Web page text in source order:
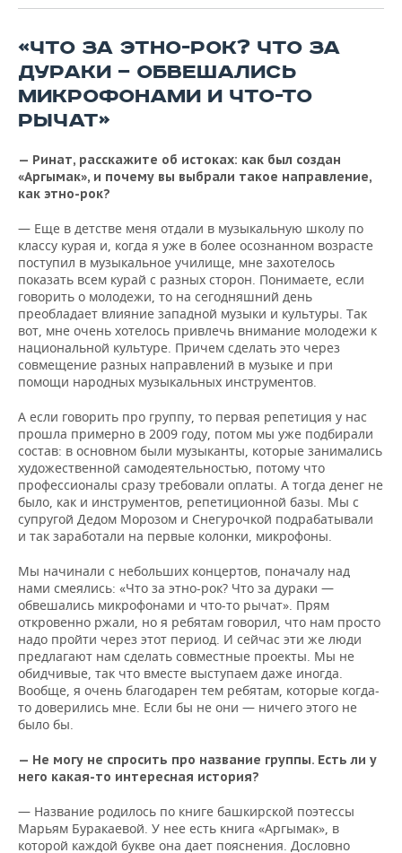
ОТКРЫТАЯ ЛЕКЦИЯ
БАСКЕТБОЛ
ВОЛЕЙБОЛ
КИБЕРСПОРТ
ФИГУРНОЕ КАТАНИЕ
ВОДНЫЕ ВИДЫ СПОРТА
ХОККЕЙ С МЯЧОМ
ИНФРАСТРУКТУРА
ИСТОРИЯ
КУЛЬТУРА
МЕДИЦИНА
ОБРАЗОВАНИЕ
ПРОИСШЕСТВИЯ
СПРАВОЧНИК
СПИСОК ПЕРСОН
СПИСОК КОМПАНИЙ
ПОЛНАЯ ВЕРСИЯ
«ЧТО ЗА ЭТНО-РОК? ЧТО ЗА
ДУРАКИ — ОБВЕШАЛИСЬ
МИКРОФОНАМИ И ЧТО-ТО
РЫЧАТ»
— Ринат, расскажите об истоках: как был создан
«Аргымак», и почему вы выбрали такое направление,
как этно-рок?
— Еще в детстве меня отдали в музыкальную школу по
классу курая и, когда я уже в более осознанном возрасте
поступил в музыкальное училище, мне захотелось
показать всем курай с разных сторон. Понимаете, если
говорить о молодежи, то на сегодняшний день
преобладает влияние западной музыки и культуры. Так
вот, мне очень хотелось привлечь внимание молодежи к
национальной культуре. Причем сделать это через
совмещение разных направлений в музыке и при
помощи народных музыкальных инструментов.
А если говорить про группу, то первая репетиция у нас
прошла примерно в 2009 году, потом мы уже подбирали
состав: в основном были музыканты, которые занимались
художественной самодеятельностью, потому что
профессионалы сразу требовали оплаты. А тогда денег не
было, как и инструментов, репетиционной базы. Мы с
супругой Дедом Морозом и Снегурочкой подрабатывали
и так заработали на первые колонки, микрофоны.
Мы начинали с небольших концертов, поначалу над
нами смеялись: «Что за этно-рок? Что за дураки —
обвешались микрофонами и что-то рычат». Прям
откровенно ржали, но я ребятам говорил, что нам просто
надо пройти через этот период. И сейчас эти же люди
предлагают нам сделать совместные проекты. Мы не
обидчивые, так что вместе выступаем даже иногда.
Вообще, я очень благодарен тем ребятам, которые когда-
то доверились мне. Если бы не они — ничего этого не
было бы.
— Не могу не спросить про название группы. Есть ли у
него какая-то интересная история?
— Название родилось по книге башкирской поэтессы
Марьям Буракаевой. У нее есть книга «Аргымак», в
которой каждой букве она дает пояснения. Дословно